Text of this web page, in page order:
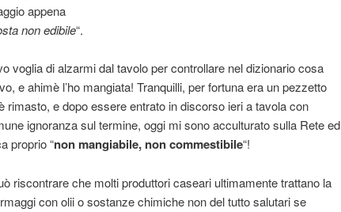
appena
non edibile“.
voglia di alzarmi dal tavolo per controllare nel dizionario cosa
e ahimè l’ho mangiata! Tranquilli, per fortuna era un pezzetto
rimasto, e dopo essere entrato in discorso ieri a tavola con
ignoranza sul termine, oggi mi sono acculturato sulla Rete ed
proprio “non mangiabile, non commestibile“!
riscontrare che molti produttori caseari ultimamente trattano la
con olii o sostanze chimiche non del tutto salutari se